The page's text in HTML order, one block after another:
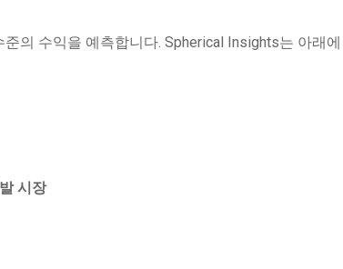
의 수익을 예측합니다. Spherical Insights는 아래
시장